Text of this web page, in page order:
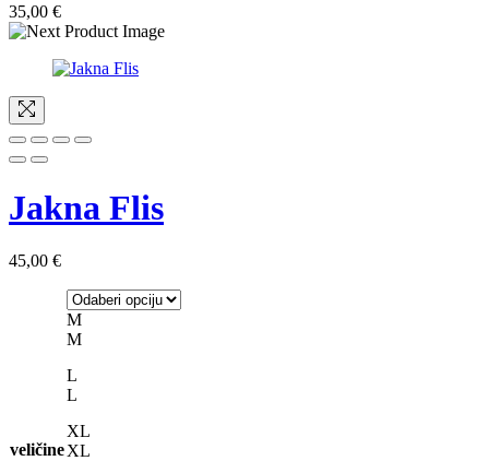
35,00 €
Jakna Flis
45,00 €
veličine
M
M
L
L
XL
XL